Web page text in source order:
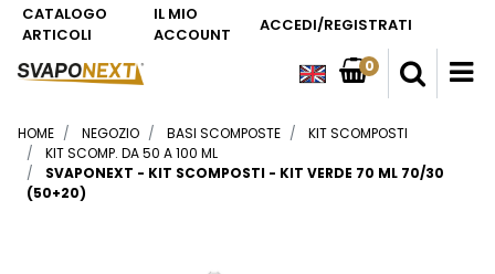
CATALOGO
ARTICOLI
IL MIO
ACCOUNT
ACCEDI/REGISTRATI
0
HOME NEGOZIO BASI SCOMPOSTE
KIT SCOMPOSTI
KIT SCOMP. DA 50 A 100 ML
SVAPONEXT - KIT SCOMPOSTI - KIT VERDE 70 ML 70/30
(50+20)